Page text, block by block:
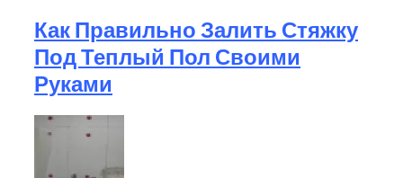
Как Правильно Залить Стяжку
Под Теплый Пол Своими
Руками